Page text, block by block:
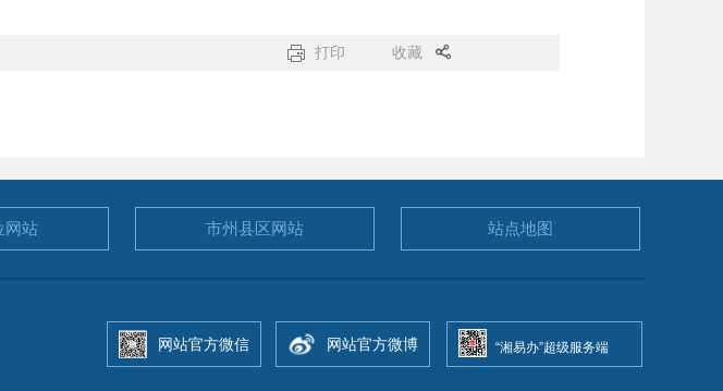
打印 收藏
网站 市州县区网站 站点地图
网站官方微信 网站官方微博 “湘易办”超级服务端